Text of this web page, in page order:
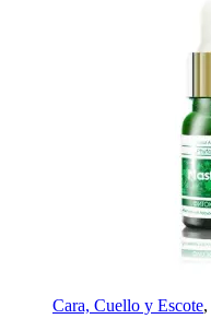
Cara, Cuello y Escote,